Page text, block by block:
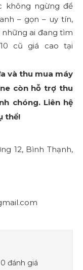
không ngừng để
– gọn – uy tín,
ai đang tìm
cũ giá cao tại
và thu mua máy
còn hỗ trợ thu
chóng. Liên hệ
thể!
12, Bình Thạnh,
0 đánh giá